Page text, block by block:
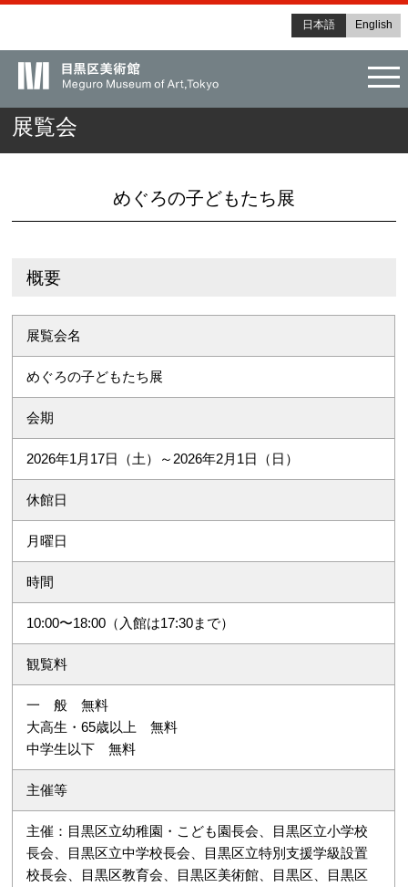
日本語 English
展覧会
めぐろの子どもたち展
概要
展覧会名
めぐろの子どもたち展
会期
2026年1月17日（土）～2026年2月1日（日）
休館日
月曜日
時間
10:00〜18:00（入館は17:30まで）
観覧料
一 般 無料
大高生・65歳以上 無料
中学生以下 無料
主催等
主催：目黒区立幼稚園・こども園長会、目黒区立小学校
長会、目黒区立中学校長会、目黒区立特別支援学級設置
校長会、目黒区教育会、目黒区美術館、目黒区、目黒区